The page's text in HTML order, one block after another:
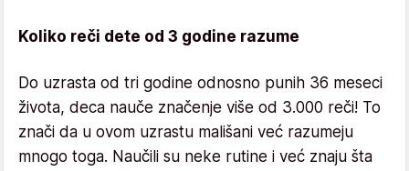
Koliko reči dete od 3 godine razume
Do uzrasta od tri godine odnosno punih 36 meseci
života, deca nauče značenje više od 3.000 reči! To
znači da u ovom uzrastu mališani već razumeju
mnogo toga. Naučili su neke rutine i već znaju šta